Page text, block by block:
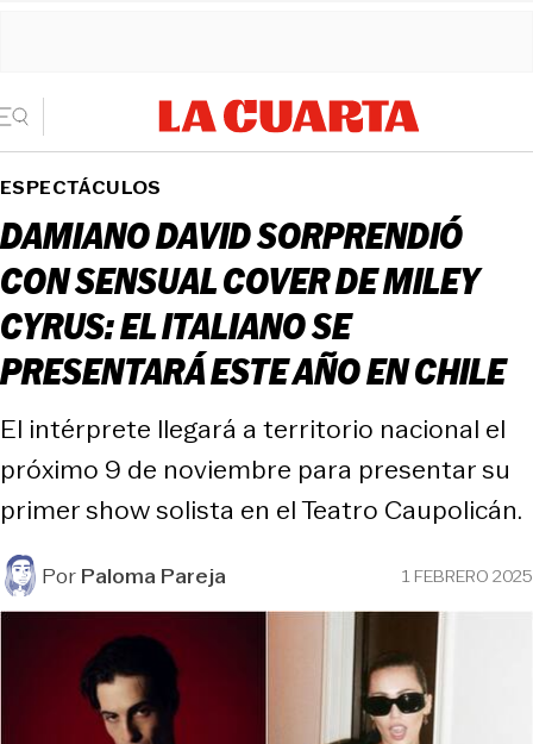
ESPECTÁCULOS
DAMIANO DAVID SORPRENDIÓ
CON SENSUAL COVER DE MILEY
CYRUS: EL ITALIANO SE
PRESENTARÁ ESTE AÑO EN CHILE
El intérprete llegará a territorio nacional el
próximo 9 de noviembre para presentar su
primer show solista en el Teatro Caupolicán.
PorPaloma Pareja 1 FEBRERO 2025